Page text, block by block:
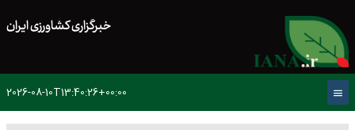
خبرگزاری کشاورزی ایران
2026-08-10T13:40:26+00:00